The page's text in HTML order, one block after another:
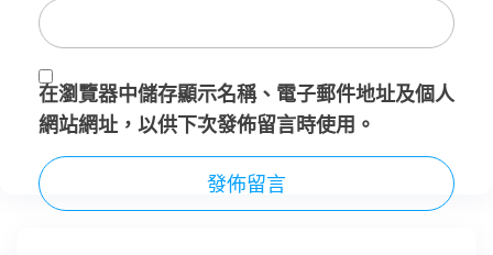
在瀏覽器中儲存顯示名稱、電子郵件地址及個人
網站網址，以供下次發佈留言時使用。